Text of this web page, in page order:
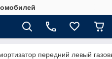
передний левый